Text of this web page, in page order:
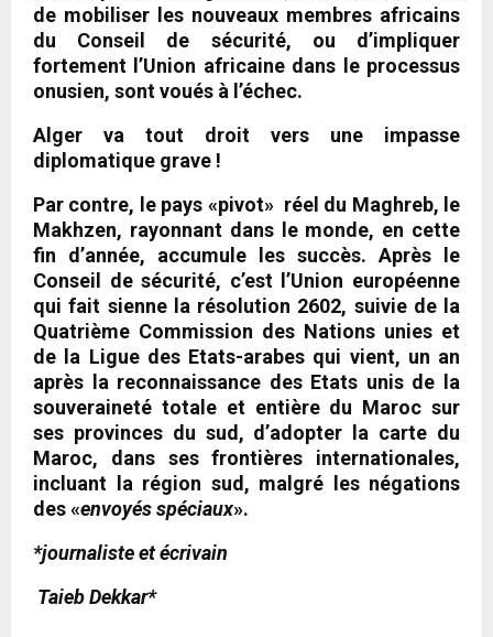
de mobiliser les nouveaux membres africains
du Conseil de sécurité, ou d’impliquer
fortement l’Union africaine dans le processus
onusien, sont voués à l’échec.
Alger va tout droit vers une impasse
diplomatique grave !
Par contre, le pays «pivot» réel du Maghreb, le
Makhzen, rayonnant dans le monde, en cette
fin d’année, accumule les succès. Après le
Conseil de sécurité, c’est l’Union européenne
qui fait sienne la résolution 2602, suivie de la
Quatrième Commission des Nations unies et
de la Ligue des Etats-arabes qui vient, un an
après la reconnaissance des Etats unis de la
souveraineté totale et entière du Maroc sur
ses provinces du sud, d’adopter la carte du
Maroc, dans ses frontières internationales,
incluant la région sud, malgré les négations
des «envoyés spéciaux».
*journaliste et écrivain
Taieb Dekkar*